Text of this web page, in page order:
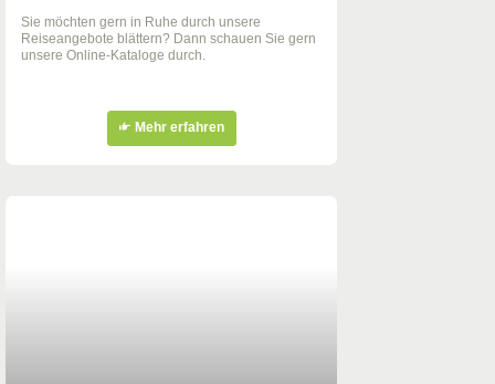
Sie möchten gern in Ruhe durch unsere
Reiseangebote blättern? Dann schauen Sie gern
unsere Online-Kataloge durch.
Mehr erfahren